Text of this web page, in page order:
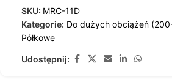
SKU: MRC-11D
Kategorie: Do dużych obciążeń
Półkowe
Udostępnij: